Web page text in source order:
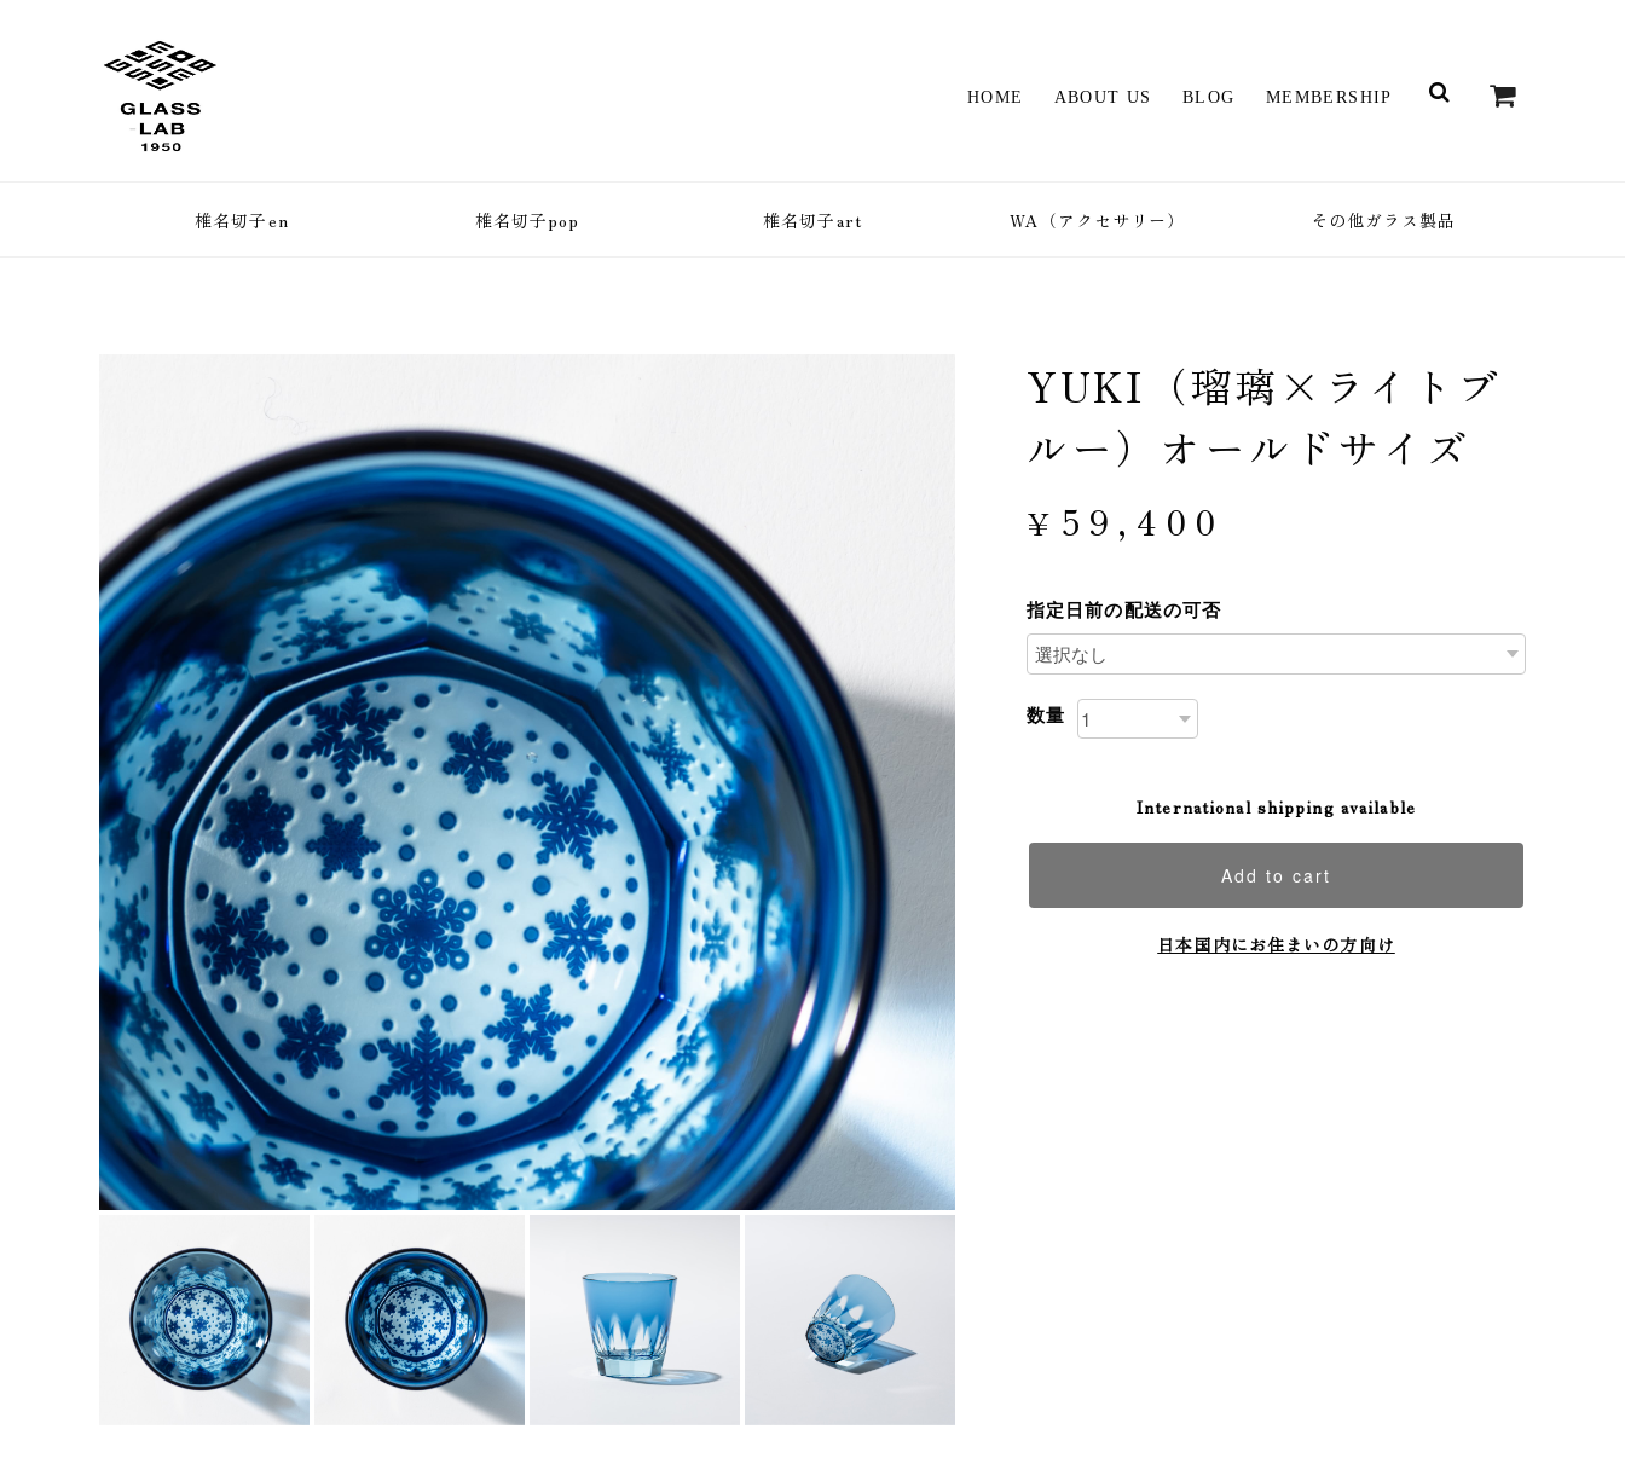
HOME ABOUT US BLOG MEMBERSHIP
椎名切子en 椎名切子pop 椎名切子art WA（アクセサリー） その他ガラス製品
YUKI（瑠璃×ライトブ
ルー）オールドサイズ
¥ 59,400
指定日前の配送の可否
数量
International shipping available
Add to cart
日本国内にお住まいの方向け